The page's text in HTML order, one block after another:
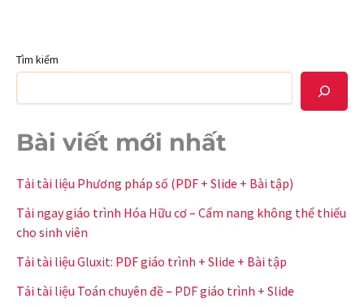
Tìm kiếm
Bài viết mới nhất
Tải tài liệu Phương pháp số (PDF + Slide + Bài tập)
Tải ngay giáo trình Hóa Hữu cơ – Cẩm nang không thể thiếu
cho sinh viên
Tải tài liệu Gluxit: PDF giáo trình + Slide + Bài tập
Tải tài liệu Toán chuyên đề – PDF giáo trình + Slide